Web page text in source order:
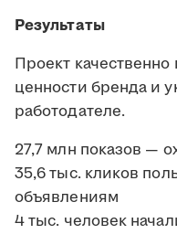
Результаты
Проект
ценности бренда и
работодателе.
27,7 млн показов —
35,6 тыс. кликов
объявлениям
4 тыс. человек